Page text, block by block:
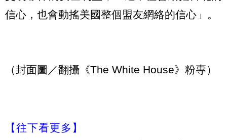
信心，也會動搖美國整個盟友網絡的信心」。
（封面圖／翻攝《The White House》粉專）
【往下看更多】